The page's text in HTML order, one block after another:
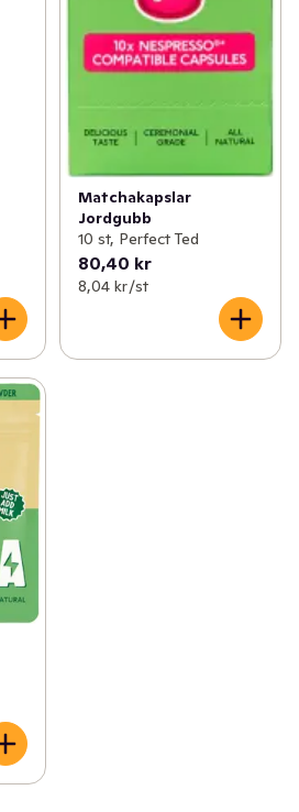
Matchakapslar
Jordgubb
10 st, Perfect Ted
80,40 kr
8,04 kr /st